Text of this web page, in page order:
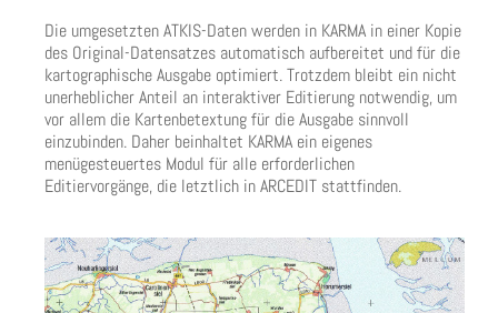
Die umgesetzten ATKIS-Daten werden in KARMA in einer Kopie
des Original-Datensatzes automatisch aufbereitet und für die
kartographische Ausgabe optimiert. Trotzdem bleibt ein nicht
unerheblicher Anteil an interaktiver Editierung notwendig, um
vor allem die Kartenbetextung für die Ausgabe sinnvoll
einzubinden. Daher beinhaltet KARMA ein eigenes
menügesteuertes Modul für alle erforderlichen
Editiervorgänge, die letztlich in ARCEDIT stattfinden.